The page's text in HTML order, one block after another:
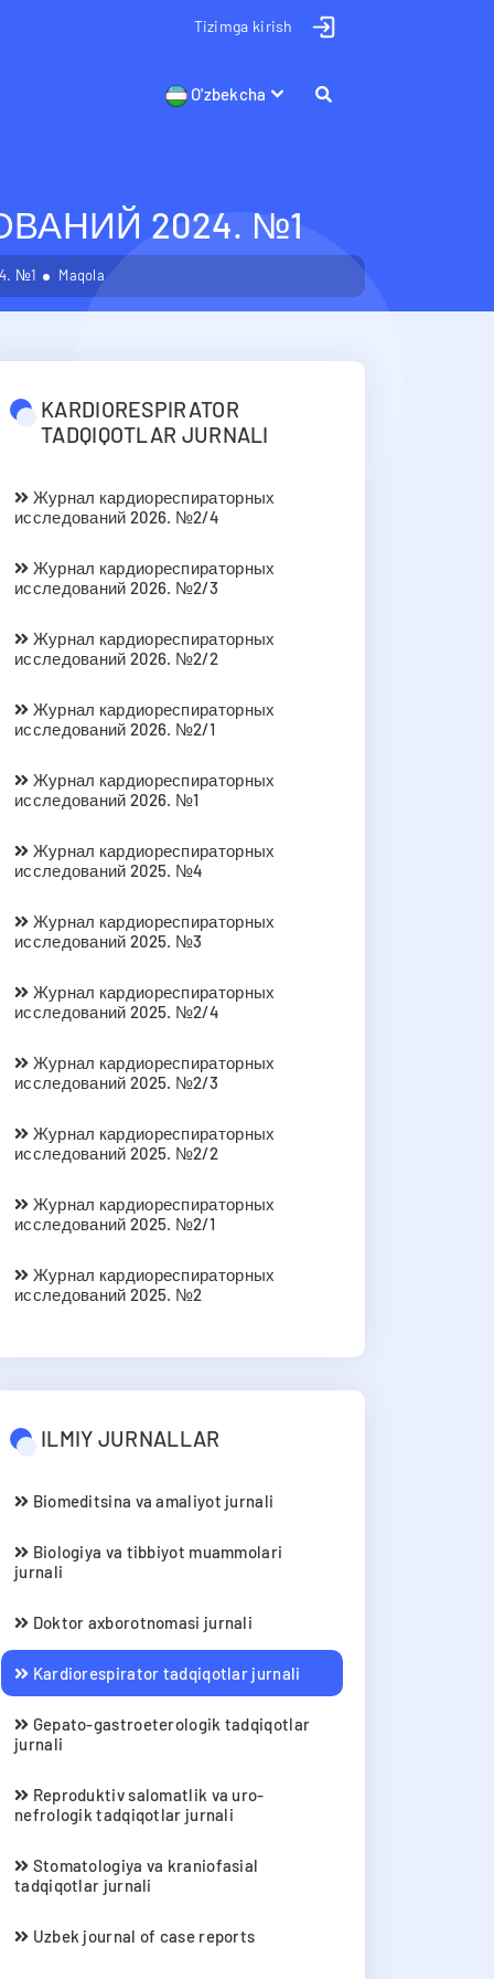
Tizimga kirish
O'zbekcha
2024. №1
№1 Maqola
KARDIORESPIRATOR
TADQIQOTLAR JURNALI
Журнал кардиореспираторных
исследований 2026. №2/4
Журнал кардиореспираторных
исследований 2026. №2/3
Журнал кардиореспираторных
исследований 2026. №2/2
Журнал кардиореспираторных
исследований 2026. №2/1
Журнал кардиореспираторных
исследований 2026. №1
Журнал кардиореспираторных
исследований 2025. №4
Журнал кардиореспираторных
исследований 2025. №3
Журнал кардиореспираторных
исследований 2025. №2/4
Журнал кардиореспираторных
исследований 2025. №2/3
Журнал кардиореспираторных
исследований 2025. №2/2
Журнал кардиореспираторных
исследований 2025. №2/1
Журнал кардиореспираторных
исследований 2025. №2
ILMIY JURNALLAR
Biomeditsina va amaliyot jurnali
Biologiya va tibbiyot muammolari
jurnali
Doktor axborotnomasi jurnali
Kardiorespirator tadqiqotlar jurnali
Gepato-gastroeterologik tadqiqotlar
jurnali
Reproduktiv salomatlik va uro-
nefrologik tadqiqotlar jurnali
Stomatologiya va kraniofasial
tadqiqotlar jurnali
Uzbek journal of case reports